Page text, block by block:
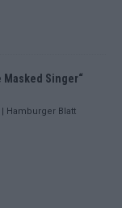
Singer“
Hamburger Blatt